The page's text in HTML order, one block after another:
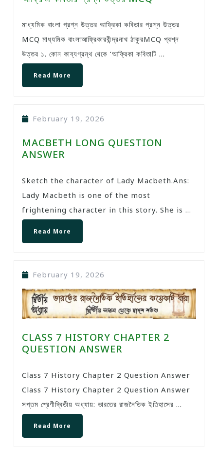
মাধ্যমিক বাংলা প্রশ্ন উত্তর আফ্রিকা কবিতার প্রশ্ন উত্তর
MCQ মাধ্যমিক বাংলাআফ্রিকারবীন্দ্রনাথ ঠাকুরMCQ প্রশ্ন
উত্তর ১. কোন কাব্যগ্রন্থ থেকে ‘আফ্রিকা কবিতাটি ...
Read More
February 19, 2026
MACBETH LONG QUESTION
ANSWER
Sketch the character of Lady Macbeth.Ans:
Lady Macbeth is one of the most
frightening character in this story. She is ...
Read More
February 19, 2026
CLASS 7 HISTORY CHAPTER 2
QUESTION ANSWER
Class 7 History Chapter 2 Question Answer
Class 7 History Chapter 2 Question Answer
সপ্তম শ্রেণীদ্বিতীয় অধ্যায়: ভারতের রাজনৈতিক ইতিহাসের ...
Read More